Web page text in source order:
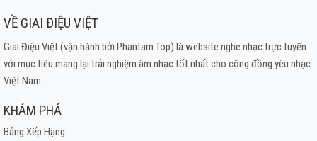
VỀ GIAI ĐIỆU VIỆT
Giai Điệu Việt (vận hành bởi Phantam Top) là website nghe nhạc trực tuyến
với mục tiêu mang lại trải nghiệm âm nhạc tốt nhất cho cộng đồng yêu nhạc
Việt Nam.
KHÁM PHÁ
Bảng Xếp Hạng